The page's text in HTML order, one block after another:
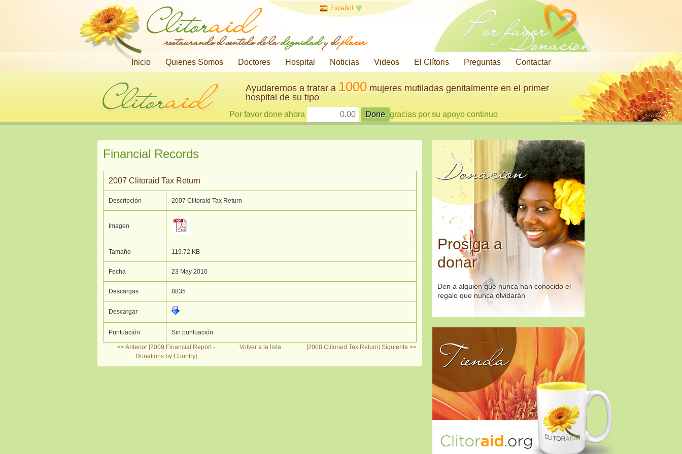
Español
restaurando el sentido de ladignidady elplacer Por favorDonación
Inicio Quienes Somos Doctores Hospital Noticias Videos El Clítoris Preguntas Contactar
Ayudaremos a tratar a 1000mujeres mutiladas genitalmente en el primer
hospital de su tipo
Por favor done ahora gracias por su apoyo continuo
Financial Records
2007 Clitoraid Tax Return
Descripción 2007 Clitoraid Tax Return
Imagen
Tamaño 119.72 KB
Fecha 23 May 2010
Descargas 8835
Descargar
Puntuación Sin puntuación
<< Anterior [2009 Financial Report -
Donations by Country]
Volver a la lista [2008 Clitoraid Tax Return] Siguiente >>
Donación
Prosiga a
donar
Den a alguien que nunca han conocido el
regalo que nunca olvidarán
Tienda